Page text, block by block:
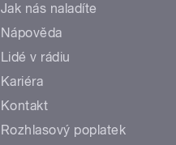
Jak nás naladíte
Nápověda
Lidé v rádiu
Kariéra
Kontakt
Rozhlasový poplatek